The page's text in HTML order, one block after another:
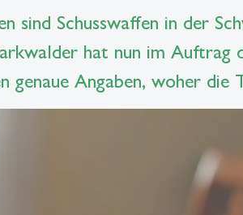
sind Schusswaffen in der
hat nun im Auftrag
Angaben, woher die